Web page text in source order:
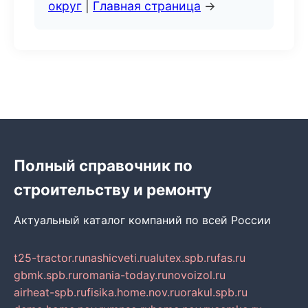
округ Главная страница →
Полный справочник по
строительству и ремонту
Актуальный каталог компаний по всей России
t25-tractor.runashicveti.rualutex.spb.rufas.ru
gbmk.spb.ruromania-today.runovoizol.ru
airheat-spb.rufisika.home.nov.ruorakul.spb.ru